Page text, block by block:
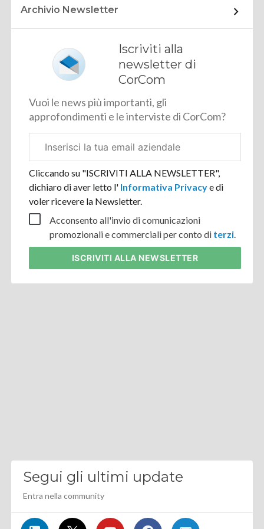
Archivio Newsletter
Iscriviti alla
newsletter di
CorCom
Vuoi le news più importanti, gli
approfondimenti e le interviste di CorCom?
aziendale
Cliccando su "ISCRIVITI ALLA NEWSLETTER",
dichiaro di aver letto l' Informativa Privacye di
voler ricevere la Newsletter.
Acconsento all'invio di comunicazioni
promozionali e commerciali per conto di terzi.
ISCRIVITI ALLA NEWSLETTER
Segui gli ultimi update
Entra nella community